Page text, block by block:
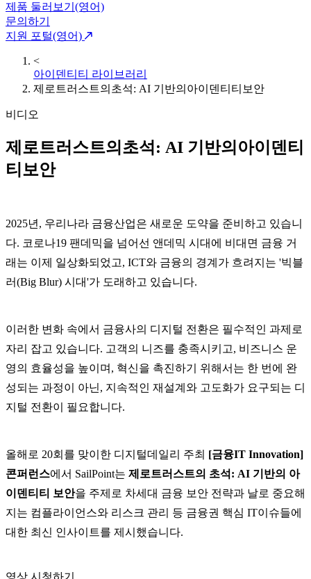
제품 둘러보기(영어)
문의하기
지원 포털(영어)
<
아이덴티티 라이브러리
제로트러스트의초석: AI 기반의아이덴티티보안
비디오
제로트러스트의초석: AI 기반의아이덴티
티보안
2025년, 우리나라 금융산업은 새로운 도약을 준비하고 있습니
다. 코로나19 팬데믹을 넘어선 앤데믹 시대에 비대면 금융 거
래는 이제 일상화되었고, ICT와 금융의 경계가 흐려지는 '빅블
러(Big Blur) 시대'가 도래하고 있습니다.
이러한 변화 속에서 금융사의 디지털 전환은 필수적인 과제로
자리 잡고 있습니다. 고객의 니즈를 충족시키고, 비즈니스 운
영의 효율성을 높이며, 혁신을 촉진하기 위해서는 한 번에 완
성되는 과정이 아닌, 지속적인 재설계와 고도화가 요구되는 디
지털 전환이 필요합니다.
올해로 20회를 맞이한 디지털데일리 주최 [금융IT Innovation]
콘퍼런스에서 SailPoint는 제로트러스트의 초석: AI 기반의 아
이덴티티 보안을 주제로 차세대 금융 보안 전략과 날로 중요해
지는 컴플라이언스와 리스크 관리 등 금융권 핵심 IT이슈들에
대한 최신 인사이트를 제시했습니다.